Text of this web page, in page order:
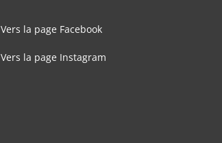
Vers la page Facebook
Vers la page Instagram